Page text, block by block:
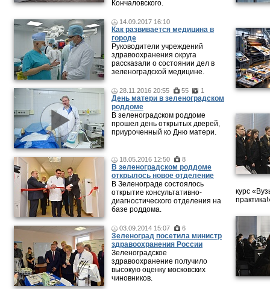
Кончаловского.
14.09.2017 16:10
Как развивается медицина в
городе
Руководители учреждений
здравоохранения округа
рассказали о состоянии дел в
зеленоградской медицине.
28.11.2016 20:55 55 1
День матери в зеленоградском
роддоме
В зеленоградском роддоме
прошел день открытых дверей,
приуроченный ко Дню матери.
18.05.2016 12:50 8
В зеленоградском роддоме
открылось новое отделение
В Зеленограде состоялось
открытие консультативно-
диагностического отделения на
базе роддома.
03.09.2014 15:07 6
Зеленоград посетила министр
здравоохранения России
Зеленоградское
здравоохранение получило
высокую оценку московских
чиновников.
курс